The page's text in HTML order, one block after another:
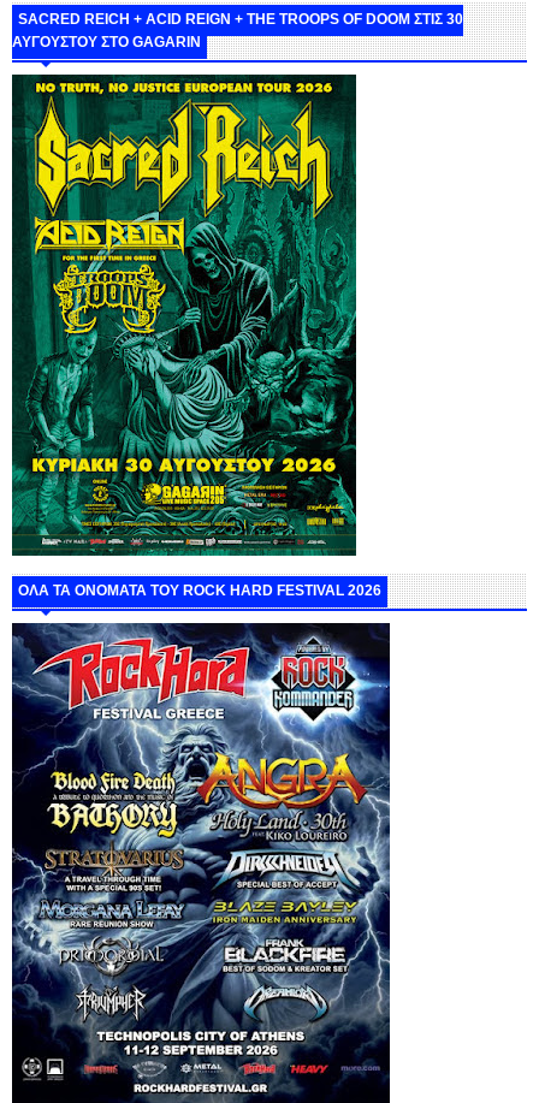
SACRED REICH + ACID REIGN + THE TROOPS OF DOOM ΣΤΙΣ 30
ΑΥΓΟΥΣΤΟΥ ΣΤΟ GAGARIN
ΟΛΑ ΤΑ ΟΝΟΜΑΤΑ ΤΟΥ ROCK HARD FESTIVAL 2026